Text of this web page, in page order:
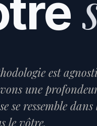
est
une
se ressemble
le vôtre.